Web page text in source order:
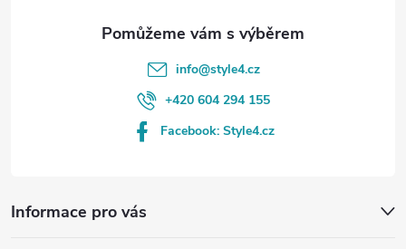
Informace pro vás
info@style4.cz
+420 604 294 155
Facebook: Style4.cz